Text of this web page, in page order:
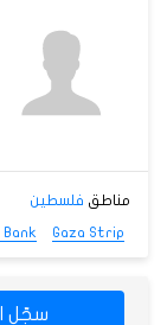
مناطق فلسطين
Gaza Strip
سجّل